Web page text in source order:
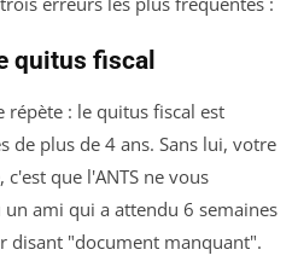
quitus fiscal
répète : le quitus fiscal est
de plus de 4 ans. Sans lui, votre
que l'ANTS ne vous
ami qui a attendu 6 semaines
disant "document manquant".